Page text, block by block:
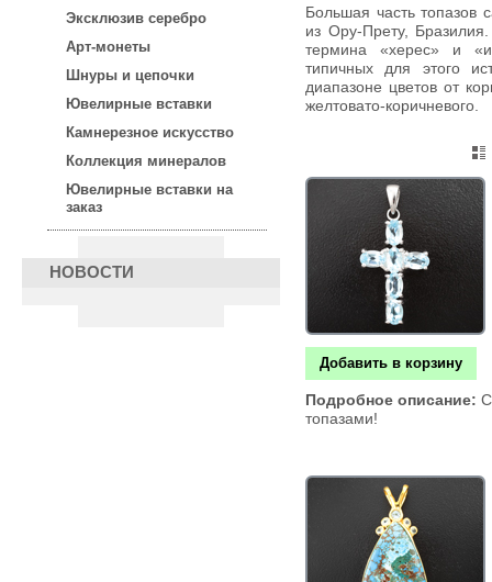
Эксклюзив серебро
Арт-монеты
Шнуры и цепочки
Ювелирные вставки
Камнерезное искусство
Коллекция минералов
Ювелирные вставки на
заказ
НОВОСТИ
Большая часть топазов самого высокого качества добывается
из Ору-Прету,
термина «херес» и
типичных для этого
диапазоне цветов от
желтовато-коричневого.
Добавить в корзину
Подробное описание:
топазами!